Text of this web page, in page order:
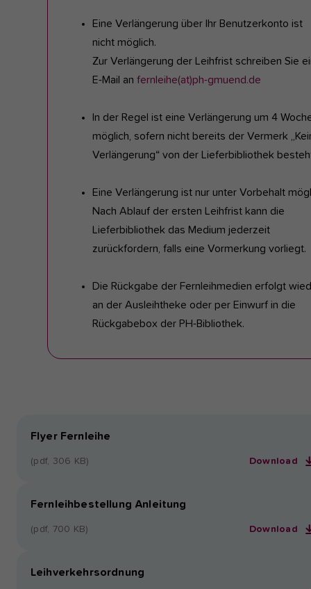
Eine Verlängerung über Ihr Benutzerkonto ist
nicht möglich.
Zur Verlängerung der Leihfrist schreiben Sie
E-Mail an fernleihe(at)ph-gmuend.de
In der Regel ist eine Verlängerung um 4
möglich, sofern nicht bereits der Vermerk
Verlängerung“ von der Lieferbibliothek
Eine Verlängerung ist nur unter Vorbehalt
Nach Ablauf der ersten Leihfrist kann die
Lieferbibliothek das Medium jederzeit
zurückfordern, falls eine Vormerkung vorliegt.
Die Rückgabe der Fernleihmedien erfolgt
an der Ausleihtheke oder per Einwurf in die
Rückgabebox der PH-Bibliothek.
Flyer Fernleihe
(pdf, 306 KB) Download
Fernleihbestellung Anleitung
(pdf, 700 KB) Download
Leihverkehrsordnung